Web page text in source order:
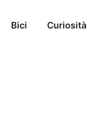
Bici Curiosità